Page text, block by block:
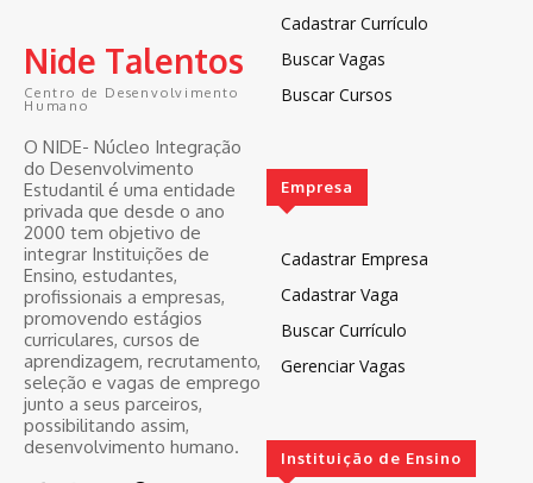
Nide Talentos
Centro de Desenvolvimento
Humano
O NIDE- Núcleo Integração
do Desenvolvimento
Estudantil é uma entidade
privada que desde o ano
2000 tem objetivo de
integrar Instituições de
Ensino, estudantes,
profissionais a empresas,
promovendo estágios
curriculares, cursos de
aprendizagem, recrutamento,
seleção e vagas de emprego
junto a seus parceiros,
possibilitando assim,
desenvolvimento humano.
Cadastrar Currículo
Buscar Vagas
Buscar Cursos
Empresa
Cadastrar Empresa
Cadastrar Vaga
Buscar Currículo
Gerenciar Vagas
Instituição de Ensino